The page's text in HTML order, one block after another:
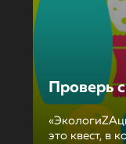
Проверь
это квест, в